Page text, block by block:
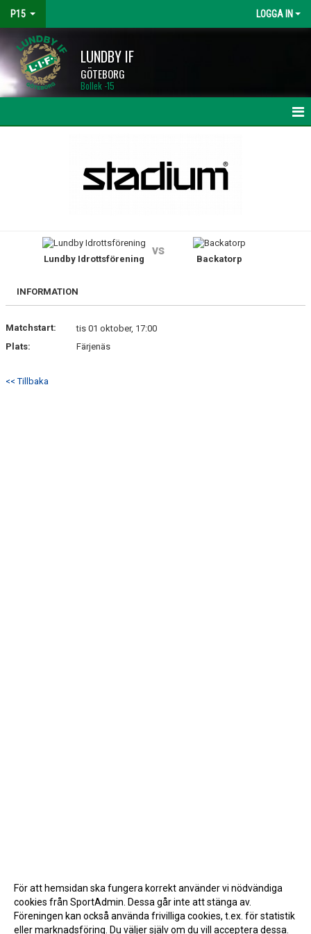
P15 LOGGA IN
LUNDBY IF
GÖTEBORG
Bollek -15
TRUPPEN
BILDGALLERI
KONTAKT
Lundby Idrottsförening
vs
Backatorp
INFORMATION
Matchstart:
tis 01 oktober, 17:00
Plats:
Färjenäs
<< Tillbaka
För att hemsidan ska fungera korrekt använder vi nödvändiga
cookies från SportAdmin. Dessa går inte att stänga av.
Föreningen kan också använda frivilliga cookies, t.ex. för statistik
eller marknadsföring. Du väljer själv om du vill acceptera dessa.